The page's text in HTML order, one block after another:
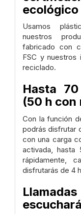
ecológico
Usamos
nuestros
fabricado con
FSC y nuestros
reciclado.
Hasta
(50 h con
Con la función
podrás disfrutar
con una carga
activada, hasta
rápidamente,
disfrutarás de 4